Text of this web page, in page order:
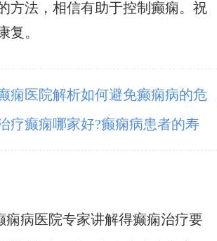
方法，相信有助于控制癫痫。祝
复。
痫医院解析如何避免癫痫病的危
疗癫痫哪家好?癫痫病患者的寿
痫病医院专家讲解得癫痫治疗要